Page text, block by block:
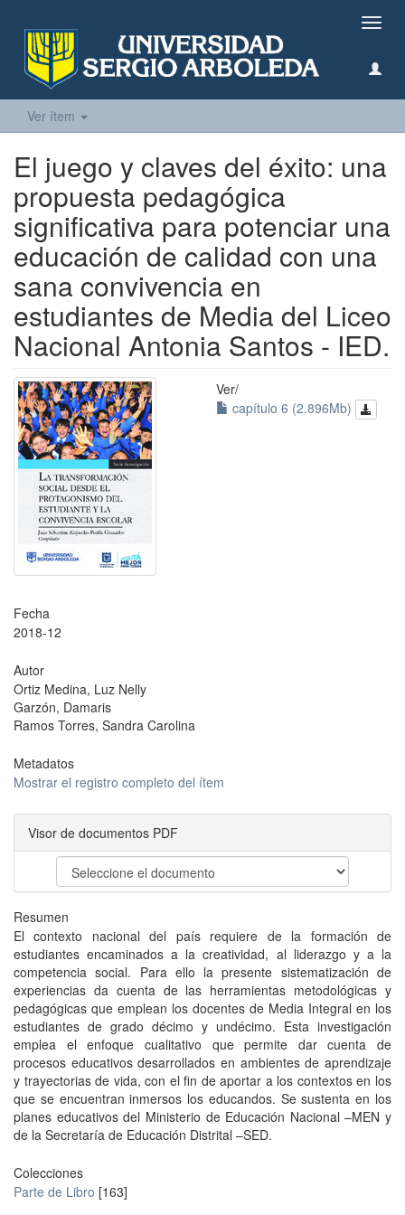
Ver ítem
El juego y claves del éxito: una
propuesta pedagógica
significativa para potenciar una
educación de calidad con una
sana convivencia en
estudiantes de Media del Liceo
Nacional Antonia Santos - IED.
Ver/
capítulo 6 (2.896Mb)
Fecha
2018-12
Autor
Ortiz Medina, Luz Nelly
Garzón, Damaris
Ramos Torres, Sandra Carolina
Metadatos
Mostrar el registro completo del ítem
Visor de documentos PDF
Resumen
El contexto nacional del país requiere de la formación de
estudiantes encaminados a la creatividad, al liderazgo y a la
competencia social. Para ello la presente sistematización de
experiencias da cuenta de las herramientas metodológicas y
pedagógicas que emplean los docentes de Media Integral en los
estudiantes de grado décimo y undécimo. Esta investigación
emplea el enfoque cualitativo que permite dar cuenta de
procesos educativos desarrollados en ambientes de aprendizaje
y trayectorias de vida, con el fin de aportar a los contextos en los
que se encuentran inmersos los educandos. Se sustenta en los
planes educativos del Ministerio de Educación Nacional –MEN y
de la Secretaría de Educación Distrital –SED.
Colecciones
Parte de Libro [163]